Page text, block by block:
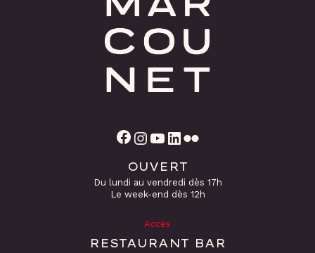
Facebook Instagram YouTube
OUVERT
Du lundi au vendredi dès 17h
Le week-end dès 12h
Accès
RESTAURANT BAR